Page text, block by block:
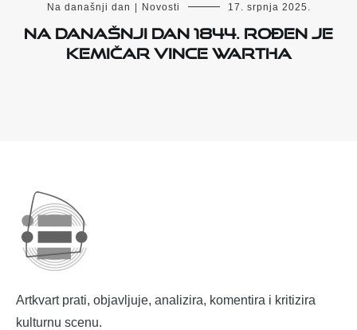
Na današnji dan Novosti 17. srpnja 2025.
Na današnji dan 1844. rođen je
kemičar Vince Wartha
Artkvart prati, objavljuje, analizira, komentira i kritizira
kulturnu scenu.